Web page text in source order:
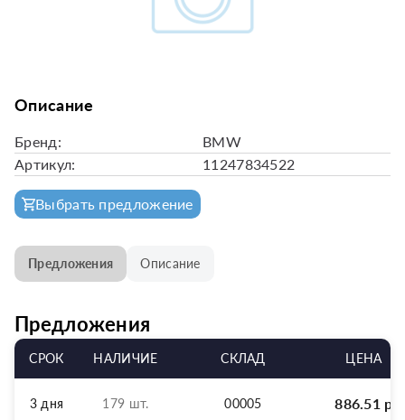
Описание
Бренд:
BMW
Артикул:
11247834522
Выбрать предложение
Предложения Описание
Предложения
СРОК НАЛИЧИЕ СКЛАД ЦЕНА
3 дня 179 шт. 00005 886.51 р